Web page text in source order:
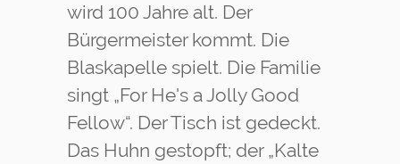
wird 100 Jahre alt. Der
Bürgermeister kommt. Die
Blaskapelle spielt. Die Familie
singt „For He's a Jolly Good
Fellow“. Der Tisch ist gedeckt.
Das Huhn gestopft; der „Kalte